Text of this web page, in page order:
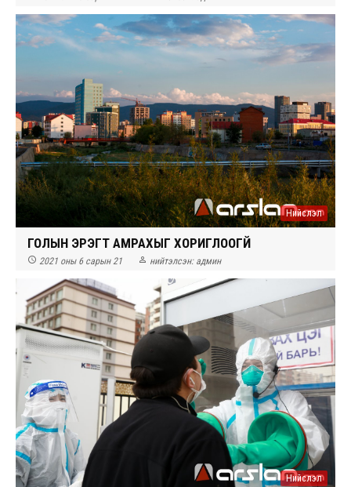
Нийслэл
ГОЛЫН ЭРЭГТ АМРАХЫГ ХОРИГЛООГҮЙ
 2021 оны 6 сарын 21  нийтэлсэн: админ
Нийслэл